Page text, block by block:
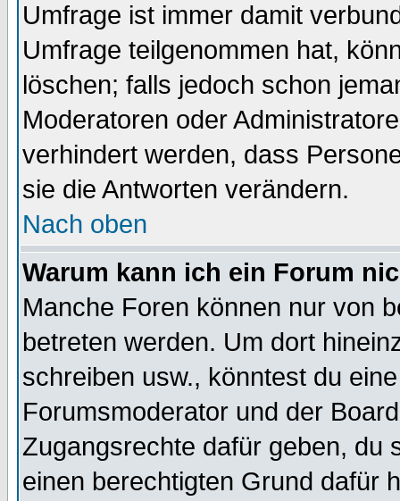
Umfrage ist immer damit
Umfrage teilgenommen hat,
löschen; falls jedoch schon
Moderatoren oder
verhindert werden, dass
sie die Antworten verändern.
Nach oben
Warum kann ich ein Forum
Manche Foren können nur von
betreten werden. Um dort
schreiben usw., könntest du
Forumsmoderator und der
Zugangsrechte dafür geben, du
einen berechtigten Grund dafür